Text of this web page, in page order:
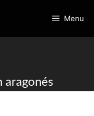
Menu
aragonés